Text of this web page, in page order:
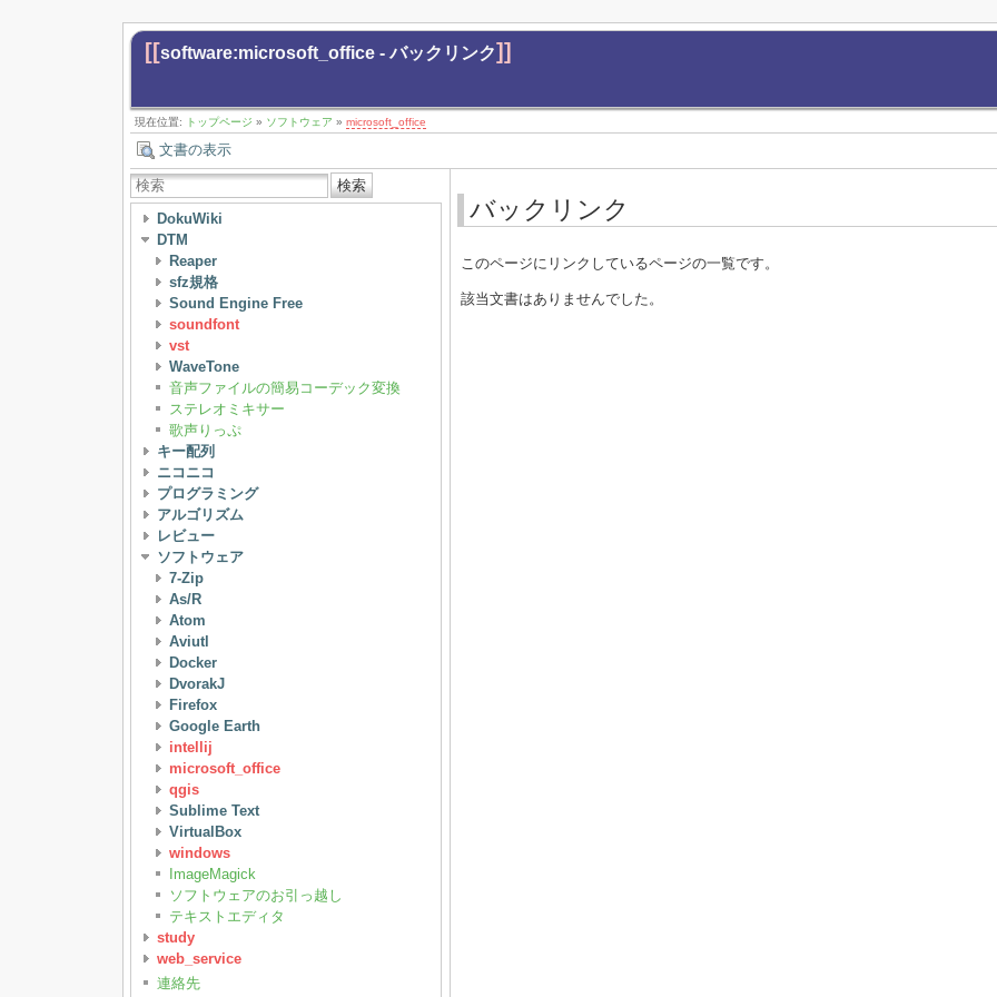
[[software:microsoft_office - バックリンク]]
現在位置: トップページ » ソフトウェア » microsoft_office
文書の表示
検索
DokuWiki
DTM
Reaper
sfz規格
Sound Engine Free
soundfont
vst
WaveTone
音声ファイルの簡易コーデック変換
ステレオミキサー
歌声りっぷ
キー配列
ニコニコ
プログラミング
アルゴリズム
レビュー
ソフトウェア
7-Zip
As/R
Atom
Aviutl
Docker
DvorakJ
Firefox
Google Earth
intellij
microsoft_office
qgis
Sublime Text
VirtualBox
windows
ImageMagick
ソフトウェアのお引っ越し
テキストエディタ
study
web_service
連絡先
バックリンク
このページにリンクしているページの一覧です。
該当文書はありませんでした。